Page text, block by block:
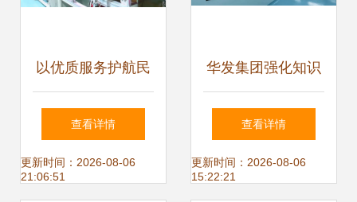
以优质服务护航民
营企业高质量发展
技术服务与开发的
查看详情
更新时间：2026-08-06
21:06:51
华发集团强化知识
产权管理助力高质
量发展 技术服务与
查看详情
更新时间：2026-08-06
15:22:21